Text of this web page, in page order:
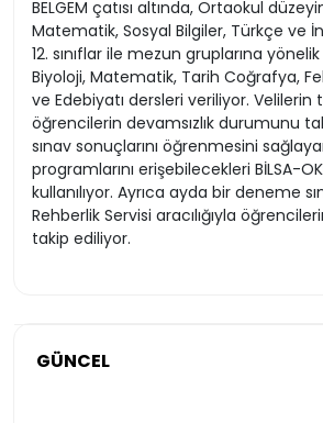
BELGEM çatısı altında, Ortaokul
Matematik, Sosyal Bilgiler, Türkçe ve
12. sınıflar ile mezun gruplarına
Biyoloji, Matematik, Tarih Coğrafya,
ve Edebiyatı dersleri veriliyor. Velilerin
öğrencilerin devamsızlık durumunu
sınav sonuçlarını öğrenmesini
programlarını erişebilecekleri BİLSA-
kullanılıyor. Ayrıca ayda bir deneme
Rehberlik Servisi aracılığıyla